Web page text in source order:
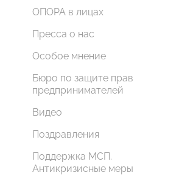
ОПОРА в лицах
Пресса о нас
Особое мнение
Бюро по защите прав
предпринимателей
Видео
Поздравления
Поддержка МСП.
Антикризисные меры